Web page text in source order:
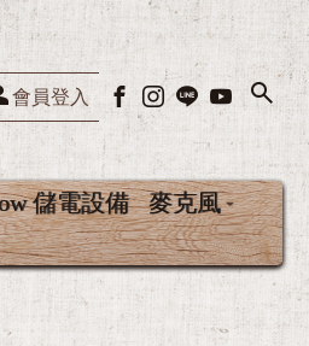
會員登入
儲電設備
麥克風
近百